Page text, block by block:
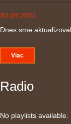
30.09.2024
Dnes sme
Viac
Radio
No playlists available.